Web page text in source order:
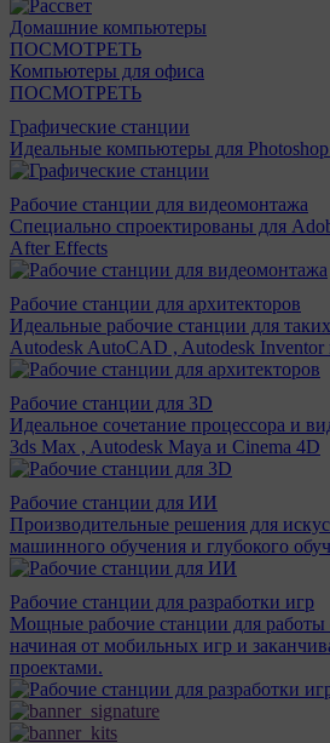
Домашние компьютеры
ПОСМОТРЕТЬ
Компьютеры для офиса
ПОСМОТРЕТЬ
Графические станции
Идеальные компьютеры для
Рабочие станции для видеомонтажа
Специально спроектированы для
After Effects
Рабочие станции для архитекторов
Идеальные рабочие станции для
Autodesk AutoCAD , Autodesk
Рабочие станции для 3D
Идеальное сочетание процессора и
3ds Max , Autodesk Maya и Cinema 4D
Рабочие станции для ИИ
Производительные решения для
машинного обучения и глубокого
Рабочие станции для разработки игр
Мощные рабочие станции для
начиная от мобильных игр и
проектами.